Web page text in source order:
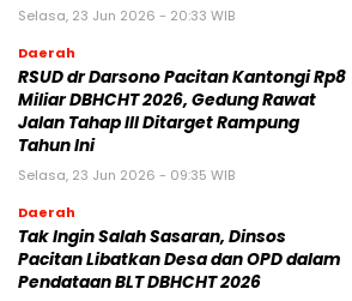
Selasa, 23 Jun 2026 - 20:33 WIB
Daerah
RSUD dr Darsono Pacitan Kantongi Rp8
Miliar DBHCHT 2026, Gedung Rawat
Jalan Tahap III Ditarget Rampung
Tahun Ini
Selasa, 23 Jun 2026 - 09:35 WIB
Daerah
Tak Ingin Salah Sasaran, Dinsos
Pacitan Libatkan Desa dan OPD dalam
Pendataan BLT DBHCHT 2026